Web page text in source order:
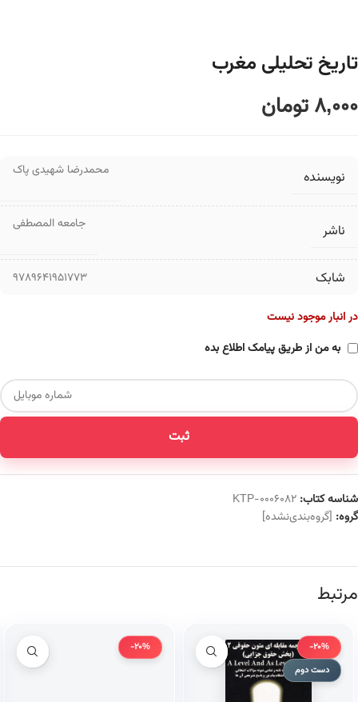
تاریخ تحلیلی مغرب
8,000تومان
نویسنده محمدرضا شهیدی پاک
ناشر جامعه المصطفی
شابک 9789641951773
در انبار موجود نیست
به من از طریق پیامک اطلاع بده
ثبت
شناسه کتاب: KTP-0006082
گروه: [گروه‌بندی‌نشده]
مرتبط
-20%
دست دوم
-20%